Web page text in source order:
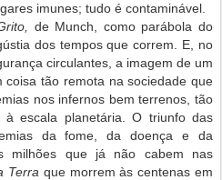
imunes; tudo é contaminável.
de Munch, como parábola do
dos tempos que correm. E, no
circulantes, a imagem de um
coisa tão remota na sociedade que
nos infernos bem terrenos, tão
à escala planetária. O triunfo das
da fome, da doença e da
milhões que já não cabem nas
Terra que morrem às centenas em